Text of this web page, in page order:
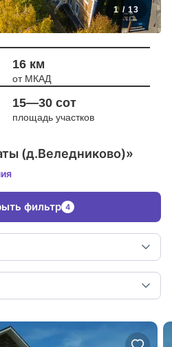
1/ 13
16 км
от МКАД
15—30 сот
площадь участков
(д.Веледниково)»
фильтр 4